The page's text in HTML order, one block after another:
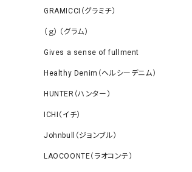
GRAMICCI（グラミチ）
（ｇ） （グラム）
Gives a sense of fullment
Healthy Denim（ヘルシーデニム）
HUNTER（ハンター）
ICHI（イチ）
Johnbull（ジョンブル）
LAOCOONTE（ラオコンテ）